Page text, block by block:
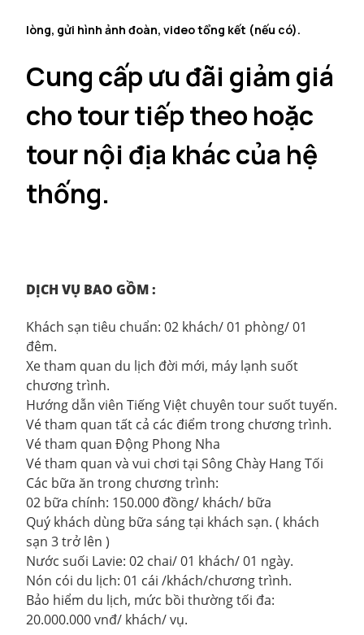
lòng, gửi hình ảnh đoàn, video tổng kết (nếu có).
Cung cấp ưu đãi giảm giá
cho tour tiếp theo hoặc
tour nội địa khác của hệ
thống.
DỊCH VỤ BAO GỒM :
Khách sạn tiêu chuẩn: 02 khách/ 01 phòng/ 01
đêm.
Xe tham quan du lịch đời mới, máy lạnh suốt
chương trình.
Hướng dẫn viên Tiếng Việt chuyên tour suốt tuyến.
Vé tham quan tất cả các điểm trong chương trình.
Vé tham quan Động Phong Nha
Vé tham quan và vui chơi tại Sông Chày Hang Tối
Các bữa ăn trong chương trình:
02 bữa chính: 150.000 đồng/ khách/ bữa
Quý khách dùng bữa sáng tại khách sạn. ( khách
sạn 3 trở lên )
Nước suối Lavie: 02 chai/ 01 khách/ 01 ngày.
Nón cói du lịch: 01 cái /khách/chương trình.
Bảo hiểm du lịch, mức bồi thường tối đa:
20.000.000 vnđ/ khách/ vụ.